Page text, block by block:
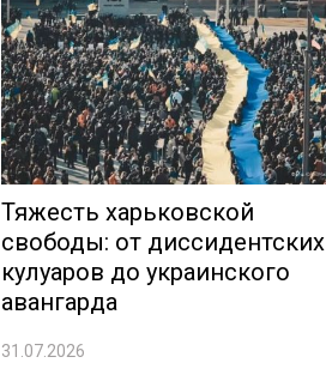
Тяжесть харьковской
свободы: от диссидентских
кулуаров до украинского
авангарда
31.07.2026